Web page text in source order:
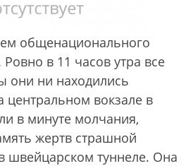
общенационального
в 11 часов утра все
они ни находились
центральном вокзале в
в минуте молчания,
жертв страшной
швейцарском туннеле. Она